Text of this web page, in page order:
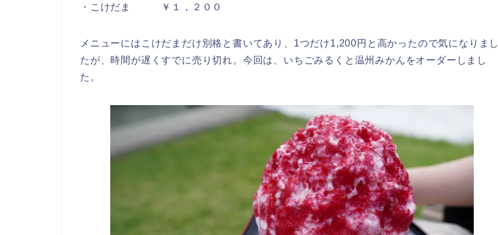
・こけだま ￥１，２００
メニューにはこけだまだけ別格と書いてあり、1つだけ1,200円と高かったので気になりまし
たが、時間が遅くすでに売り切れ。今回は、いちごみるくと温州みかんをオーダーしまし
た。